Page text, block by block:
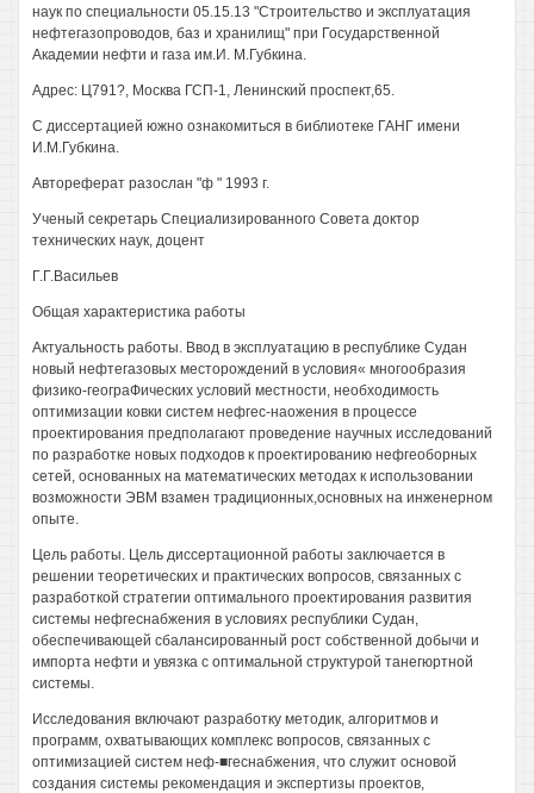
наук по специальности 05.15.13 "Строительство и эксплуатация
нефтегазопроводов, баз и хранилищ" при Государственной
Академии нефти и газа им.И. М.Губкина.
Адрес: Ц791?, Москва ГСП-1, Ленинский проспект,65.
С диссертацией южно ознакомиться в библиотеке ГАНГ имени
И.М.Губкина.
Автореферат разослан "ф " 1993 г.
Ученый секретарь Специализированного Совета доктор
технических наук, доцент
Г.Г.Васильев
Общая характеристика работы
Актуальность работы. Ввод в эксплуатацию в республике Судан
новый нефтегазовых месторождений в условия« многообразия
физико-геограФических условий местности, необходимость
оптимизации ковки систем нефгес-наожения в процессе
проектирования предполагают проведение научных исследований
по разработке новых подходов к проектированию нефгеоборных
сетей, основанных на математических методах к использовании
возможности ЭВМ взамен традиционных,основных на инженерном
опыте.
Цель работы. Цель диссертационной работы заключается в
решении теоретических и практических вопросов, связанных с
разработкой стратегии оптимального проектирования развития
системы нефгеснабжения в условиях республики Судан,
обеспечивающей сбалансированный рост собственной добычи и
импорта нефти и увязка с оптимальной структурой танегюртной
системы.
Исследования включают разработку методик, алгоритмов и
программ, охватывающих комплекс вопросов, связанных с
оптимизацией систем неф-■геснабжения, что служит основой
создания системы рекомендация и экспертизы проектов,